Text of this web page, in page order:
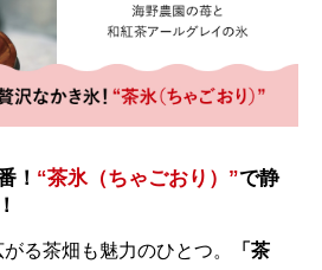
！ “茶氷（ちゃごおり）”で静
る茶畑も魅力のひとつ。 「茶